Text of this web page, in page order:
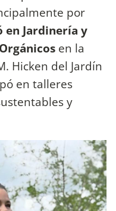
por
en Jardinería y
en la
Hicken del Jardín
en talleres
y